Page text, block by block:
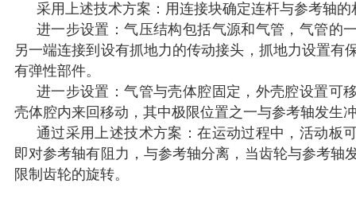
采用上述技术方案：用连接块确定连杆与参考轴的
进一步设置：气压结构包括气源和气管，气管的
另一端连接到设有抓地力的传动接头，抓地力设置有
有弹性部件。
进一步设置：气管与壳体腔固定，外壳腔设置可
壳体腔内来回移动，其中极限位置之一与参考轴发生
通过采用上述技术方案：在运动过程中，活动板
即对参考轴有阻力，与参考轴分离，当齿轮与参考轴
限制齿轮的旋转。